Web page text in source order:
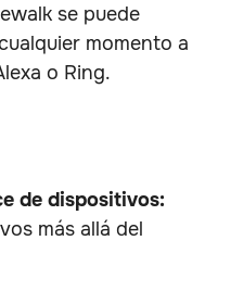
se puede
momento a
o Ring.
de dispositivos:
más allá del